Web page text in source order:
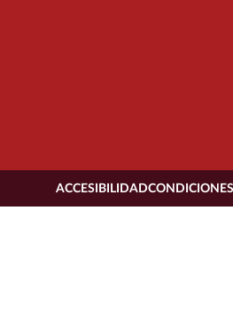
ACCESIBILIDAD